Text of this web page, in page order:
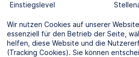
Einstiegslevel
SOCIAL MEDIA
Wir nutzen Cookies auf unserer
essenziell für den Betrieb der Seite,
helfen, diese Website und die
(Tracking Cookies). Sie können